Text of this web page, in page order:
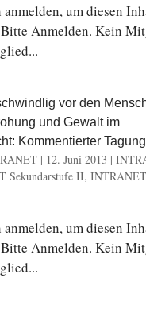
an­mel­den, um diesen
An­mel­den. Kein
vor den
und Gewalt im
Kommentierter
| 12. Juni 2013 |
Sekundarstufe II,
an­mel­den, um diesen
An­mel­den. Kein